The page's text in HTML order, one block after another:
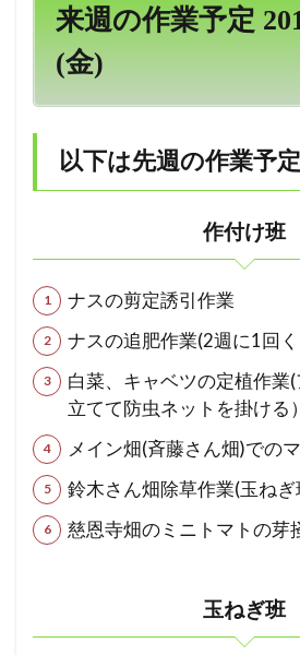
来週の作業予定
(金)
以下は先週の作業予
作付け班
ナスの剪定誘引作業
ナスの追肥作業(2週に1回
白菜、キャベツの定植作業
立てて防虫ネットを掛ける）
メイン畑(斉藤さん畑)での
鈴木さん畑除草作業(玉ね
慈恩寺畑のミニトマトの芽
玉ねぎ班